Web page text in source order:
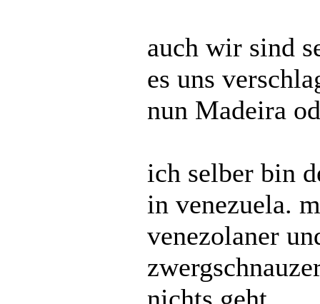
auch wir sind
es uns
nun Madeira
ich selber bin
in venezuela.
venezolaner